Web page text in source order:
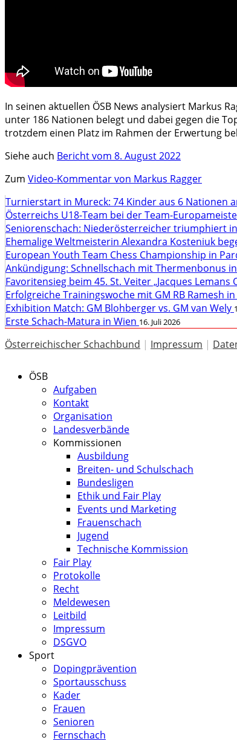
In seinen aktuellen ÖSB News analysiert Markus
unter 186 Nationen belegt und dabei gegen die
trotzdem einen Platz im Rahmen der Erwertung
Siehe auch Bericht vom 8. August 2022
Zum Video-Kommentar von Markus Ragger
Turnierstart in Mureck: 74 Kinder aus 6 Nationen
Österreichs U18-Team bei der Team-
Seniorenschach: Niederösterreicher triumphiert
Ehemalige Weltmeisterin Alexandra Kosteniuk
European Youth Team Chess Championship in
Ankündigung: Schnellschach mit Thermenbonus
Favoritensieg beim 45. St. Veiter „Jacques Lemans
Erfolgreiche Trainingswoche mit GM RB Ramesh
Exhibition Match: GM Blohberger vs. GM van Wely
Erste Schach-Matura in Wien 16. Juli 2026
Österreichischer Schachbund | Impressum |
ÖSB
Aufgaben
Kontakt
Organisation
Landesverbände
Kommissionen
Ausbildung
Breiten- und Schulschach
Bundesligen
Ethik und Fair Play
Events und Marketing
Frauenschach
Jugend
Technische Kommission
Fair Play
Protokolle
Recht
Meldewesen
Leitbild
Impressum
DSGVO
Sport
Dopingprävention
Sportausschuss
Kader
Frauen
Senioren
Fernschach